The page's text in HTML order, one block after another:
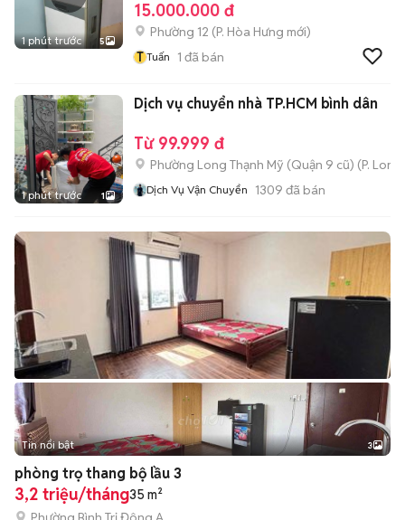
1 phút trước 5
15.000.000 đ
Phường 12 (P. Hòa Hưng mới)
T Tuấn 1 đã bán
1 phút trước 1
Dịch vụ chuyển nhà TP.HCM bình dân
Từ 99.999 đ
Phường Long Thạnh Mỹ (Quận 9 cũ) (P.
Dịch Vụ Vận Chuyển 1309 đã bán
Tin nổi bật 3
phòng trọ thang bộ lầu 3
3,2 triệu/tháng35 m²